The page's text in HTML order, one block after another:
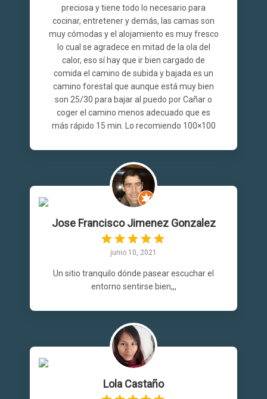
preciosa y tiene todo lo necesario para
cocinar, entretener y demás, las camas son
muy cómodas y el alojamiento es muy fresco
lo cual se agradece en mitad de la ola del
calor, eso sí hay que ir bien cargado de
comida el camino de subida y bajada es un
camino forestal que aunque está muy bien
son 25/30 para bajar al puedo por Cañar o
coger el camino menos adecuado que es
más rápido 15 min. Lo recomiendo 100×100
Jose Francisco Jimenez Gonzalez
junio 10, 2021
Un sitio tranquilo dónde pasear escuchar el
entorno sentirse bien,,,
Lola Castaño